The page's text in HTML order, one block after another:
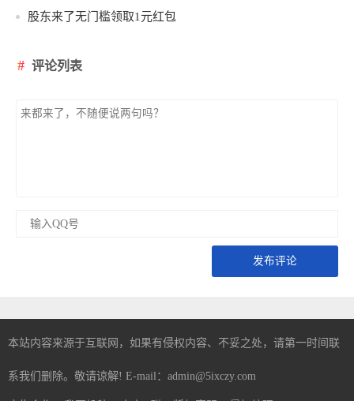
股东来了无门槛领取1元红包
评论列表
发布评论
本站内容来源于互联网，如果有侵权内容、不妥之处，请第一时间联
系我们删除。敬请谅解! E-mail：admin@5ixczy.com